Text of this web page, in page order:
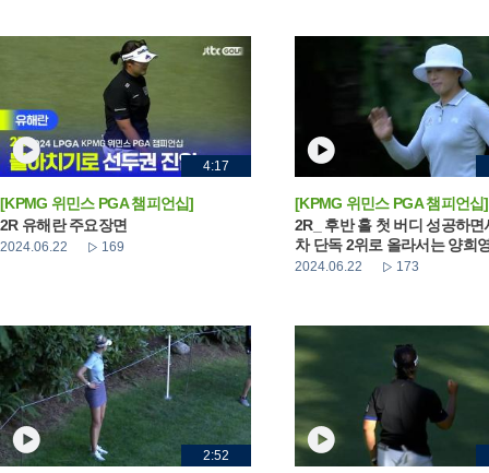
4:17
[KPMG 위민스 PGA 챔피언십]
2R 유해란 주요장면
2024.06.22 169
[KPMG 위민스 PGA 챔피언십]
2R_ 후반 홀 첫 버디 성공하면
차 단독 2위로 올라서는 양희
2024.06.22 173
2:52